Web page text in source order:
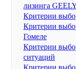
лизинга
Критерии
Критерии
Гомеле
Критерии
ситуаций
Критерии